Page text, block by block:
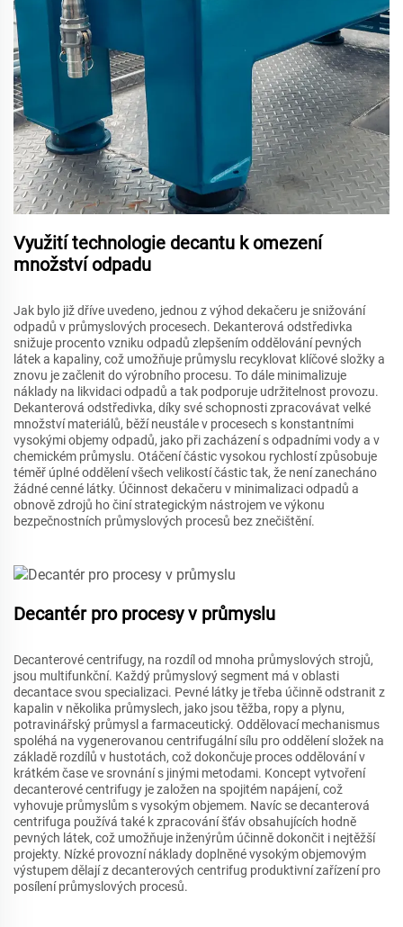
Využití technologie decantu k omezení
množství odpadu
Jak bylo již dříve uvedeno, jednou z výhod dekačeru je snižování
odpadů v průmyslových procesech. Dekanterová odstředivka
snižuje procento vzniku odpadů zlepšením oddělování pevných
látek a kapaliny, což umožňuje průmyslu recyklovat klíčové složky a
znovu je začlenit do výrobního procesu. To dále minimalizuje
náklady na likvidaci odpadů a tak podporuje udržitelnost provozu.
Dekanterová odstředivka, díky své schopnosti zpracovávat velké
množství materiálů, běží neustále v procesech s konstantními
vysokými objemy odpadů, jako při zacházení s odpadními vody a v
chemickém průmyslu. Otáčení částic vysokou rychlostí způsobuje
téměř úplné oddělení všech velikostí částic tak, že není zanecháno
žádné cenné látky. Účinnost dekačeru v minimalizaci odpadů a
obnově zdrojů ho činí strategickým nástrojem ve výkonu
bezpečnostních průmyslových procesů bez znečištění.
Decantér pro procesy v průmyslu
Decanterové centrifugy, na rozdíl od mnoha průmyslových strojů,
jsou multifunkční. Každý průmyslový segment má v oblasti
decantace svou specializaci. Pevné látky je třeba účinně odstranit z
kapalin v několika průmyslech, jako jsou těžba, ropy a plynu,
potravinářský průmysl a farmaceutický. Oddělovací mechanismus
spoléhá na vygenerovanou centrifugální sílu pro oddělení složek na
základě rozdílů v hustotách, což dokončuje proces oddělování v
krátkém čase ve srovnání s jinými metodami. Koncept vytvoření
decanterové centrifugy je založen na spojitém napájení, což
vyhovuje průmyslům s vysokým objemem. Navíc se decanterová
centrifuga používá také k zpracování šťáv obsahujících hodně
pevných látek, což umožňuje inženýrům účinně dokončit i nejtěžší
projekty. Nízké provozní náklady doplněné vysokým objemovým
výstupem dělají z decanterových centrifug produktivní zařízení pro
posílení průmyslových procesů.